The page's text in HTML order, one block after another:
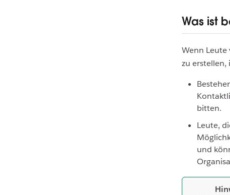
Was ist
Wenn
zu erstellen,
bitten.
Leute,
und